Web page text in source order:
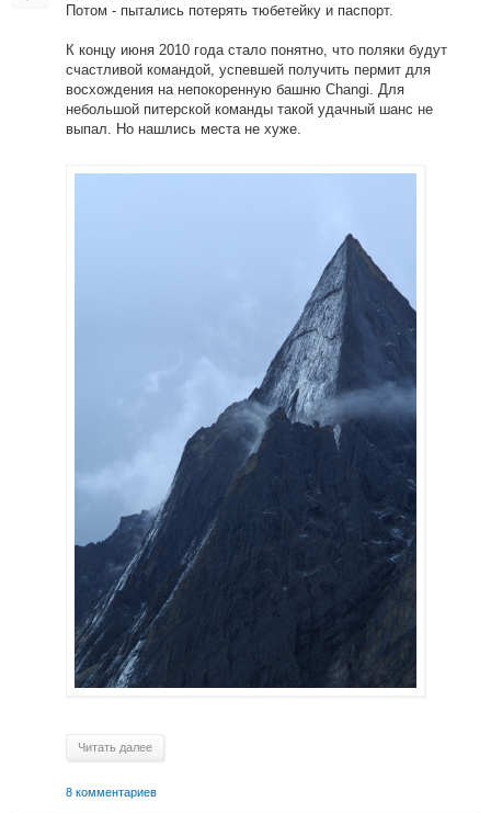
Потом - пытались потерять тюбетейку и паспорт.
К концу июня 2010 года стало понятно, что поляки будут
счастливой командой, успевшей получить пермит для
восхождения на непокоренную башню Changi. Для
небольшой питерской команды такой удачный шанс не
выпал. Но нашлись места не хуже.
Читать далее
8 комментариев